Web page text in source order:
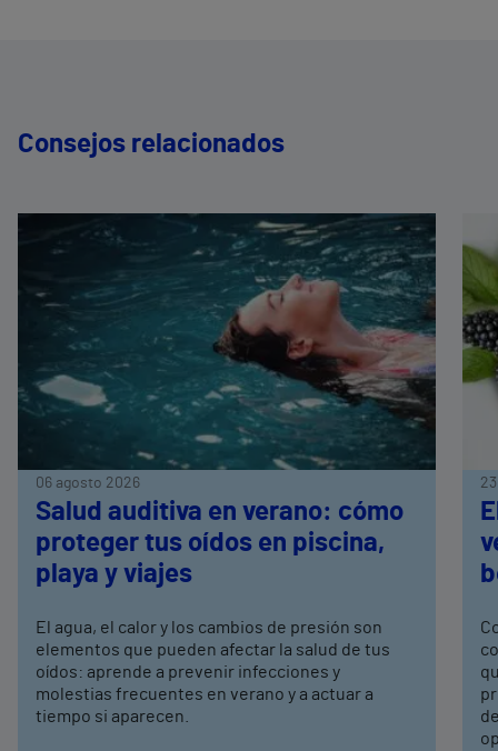
Consejos relacionados
06 agosto 2026
Salud auditiva en verano: cómo
proteger tus oídos en piscina,
playa y viajes
El agua, el calor y los cambios de presión son
elementos que pueden afectar la salud de tus
oídos: aprende a prevenir infecciones y
molestias frecuentes en verano y a actuar a
tiempo si aparecen.